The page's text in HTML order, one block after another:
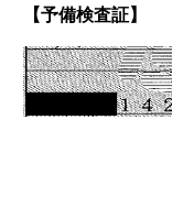
【予備検査証】